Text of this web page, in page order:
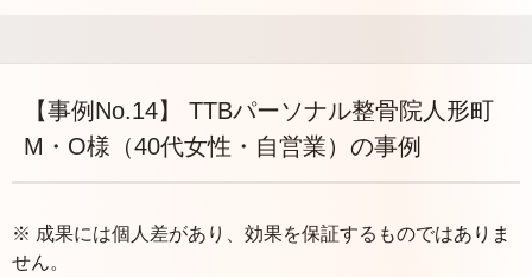
【事例No.14】 TTBパーソナル整骨院人形町
M・O様（40代女性・自営業）の事例
※ 成果には個人差があり、効果を保証するものではありま
せん。